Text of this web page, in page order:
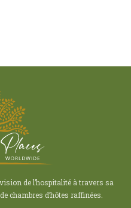
de l’hospitalité à travers sa
chambres d’hôtes raffinées.